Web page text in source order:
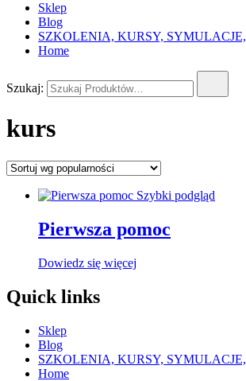
Sklep
Blog
SZKOLENIA, KURSY,
Home
Szukaj:
kurs
Szybki podgląd
Pierwsza pomoc
Dowiedz się więcej
Quick links
Sklep
Blog
SZKOLENIA, KURSY,
Home